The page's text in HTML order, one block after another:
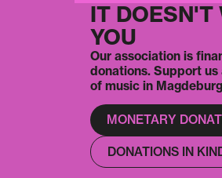
IT DOESN'T
YOU
Our association is
donations. Support
of music in
MONETARY
DONATIONS IN